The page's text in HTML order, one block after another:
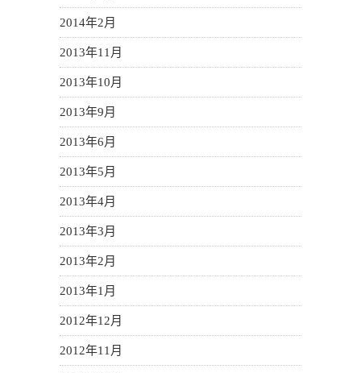
2014年2月
2013年11月
2013年10月
2013年9月
2013年6月
2013年5月
2013年4月
2013年3月
2013年2月
2013年1月
2012年12月
2012年11月